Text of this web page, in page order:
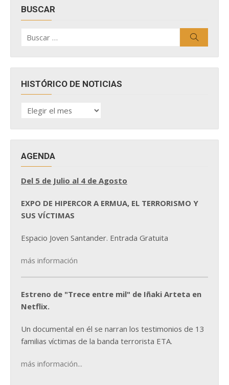
BUSCAR
por:
HISTÓRICO DE NOTICIAS
HISTÓRICO
DE
AGENDA
Del 5 de Julio al 4 de Agosto
EXPO DE HIPERCOR A ERMUA, EL TERRORISMO Y
SUS VÍCTIMAS
Espacio Joven Santander. Entrada Gratuita
más información
Estreno de "Trece entre mil" de Iñaki Arteta en
Netflix.
Un documental en él se narran los testimonios de 13
familias víctimas de la banda terrorista ETA.
más información...